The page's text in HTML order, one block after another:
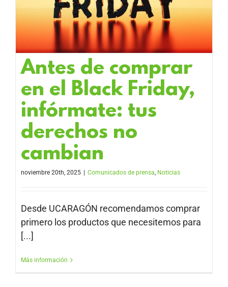
Antes de comprar
en el Black Friday,
infórmate: tus
derechos no
cambian
noviembre 20th, 2025 Comunicados de prensa, Noticias
Desde UCARAGÓN recomendamos comprar
primero los productos que necesitemos para
[...]
Más información